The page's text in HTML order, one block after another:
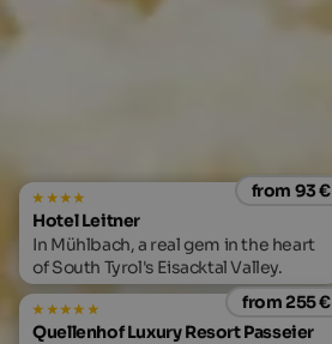
from 93 €
Hotel Leitner
In Mühlbach, a real gem in the heart
of South Tyrol's Eisacktal Valley.
from 255 €
Quellenhof Luxury Resort Passeier